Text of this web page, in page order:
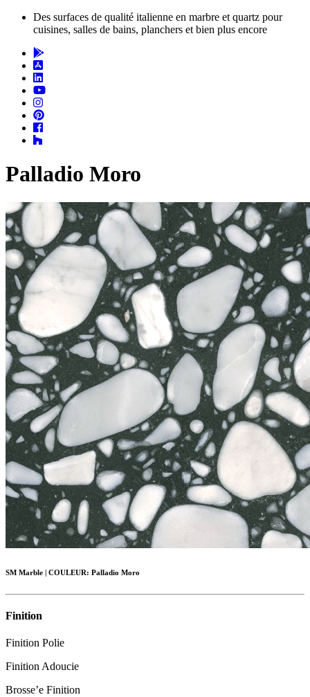
Des surfaces de qualité italienne en marbre et quartz pour
cuisines, salles de bains, planchers et bien plus encore
Palladio Moro
SM Marble | COULEUR: Palladio Moro
Finition
Finition Polie
Finition Adoucie
Brosse’e Finition